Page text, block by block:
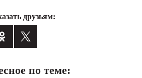
ГОРОДСКОЙ ПОРТАЛ
друзьям:
по теме: